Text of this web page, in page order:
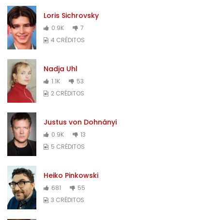
Loris Sichrovsky
0.9K
7
4 CRÉDITOS
Nadja Uhl
1.1K
53
2 CRÉDITOS
Justus von Dohnányi
0.9K
13
5 CRÉDITOS
Heiko Pinkowski
681
55
3 CRÉDITOS